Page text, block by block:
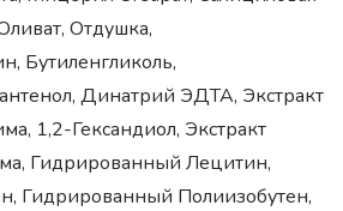
Отдушка,
Бутиленгликоль,
Динатрий ЭДТА, Экстракт
1,2-Гександиол, Экстракт
Гидрированный Лецитин,
Гидрированный Полиизобутен,